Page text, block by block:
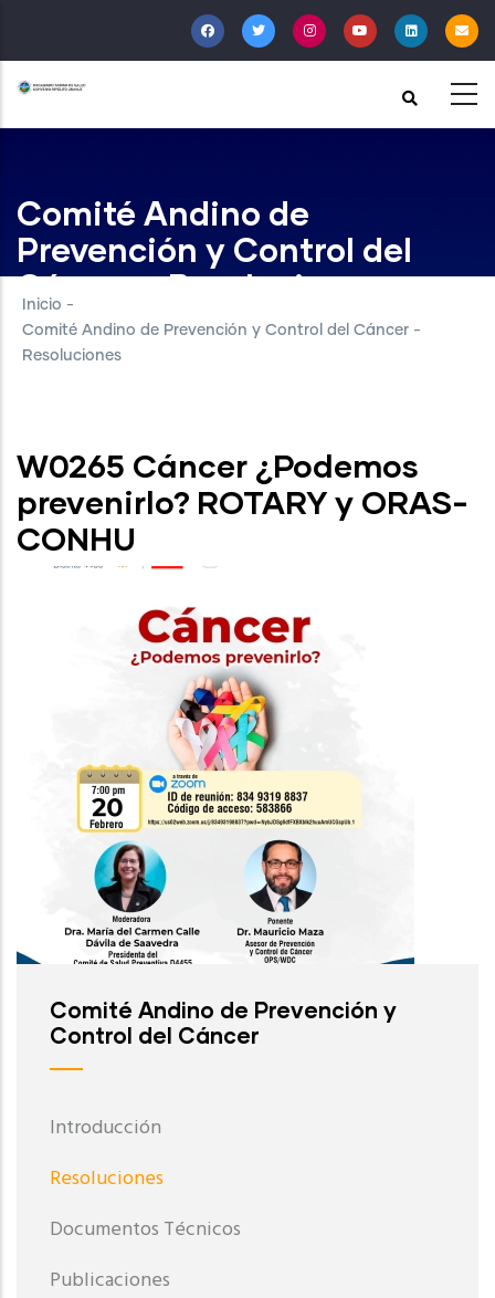
al
contenido
principal
Comité Andino de
Prevención y Control del
Cáncer - Resoluciones
Inicio -
Comité Andino de Prevención y Control del Cáncer -
Resoluciones
W0265 Cáncer ¿Podemos
prevenirlo? ROTARY y ORAS-
CONHU
Comité Andino de Prevención y
Control del Cáncer
Introducción
Resoluciones
Documentos Técnicos
Publicaciones